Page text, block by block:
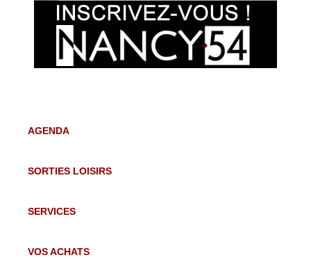
AGENDA
SORTIES LOISIRS
SERVICES
VOS ACHATS